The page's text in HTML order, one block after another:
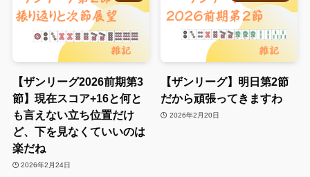
【ザンリーグ2026前期第3
節】現在スコア+16と何と
も言えない立ち位置だけ
ど、下を見なくていいのは
楽だね
2026年2月24日
【ザンリーグ】明日第2節
だから頑張ってきますわ
2026年2月20日